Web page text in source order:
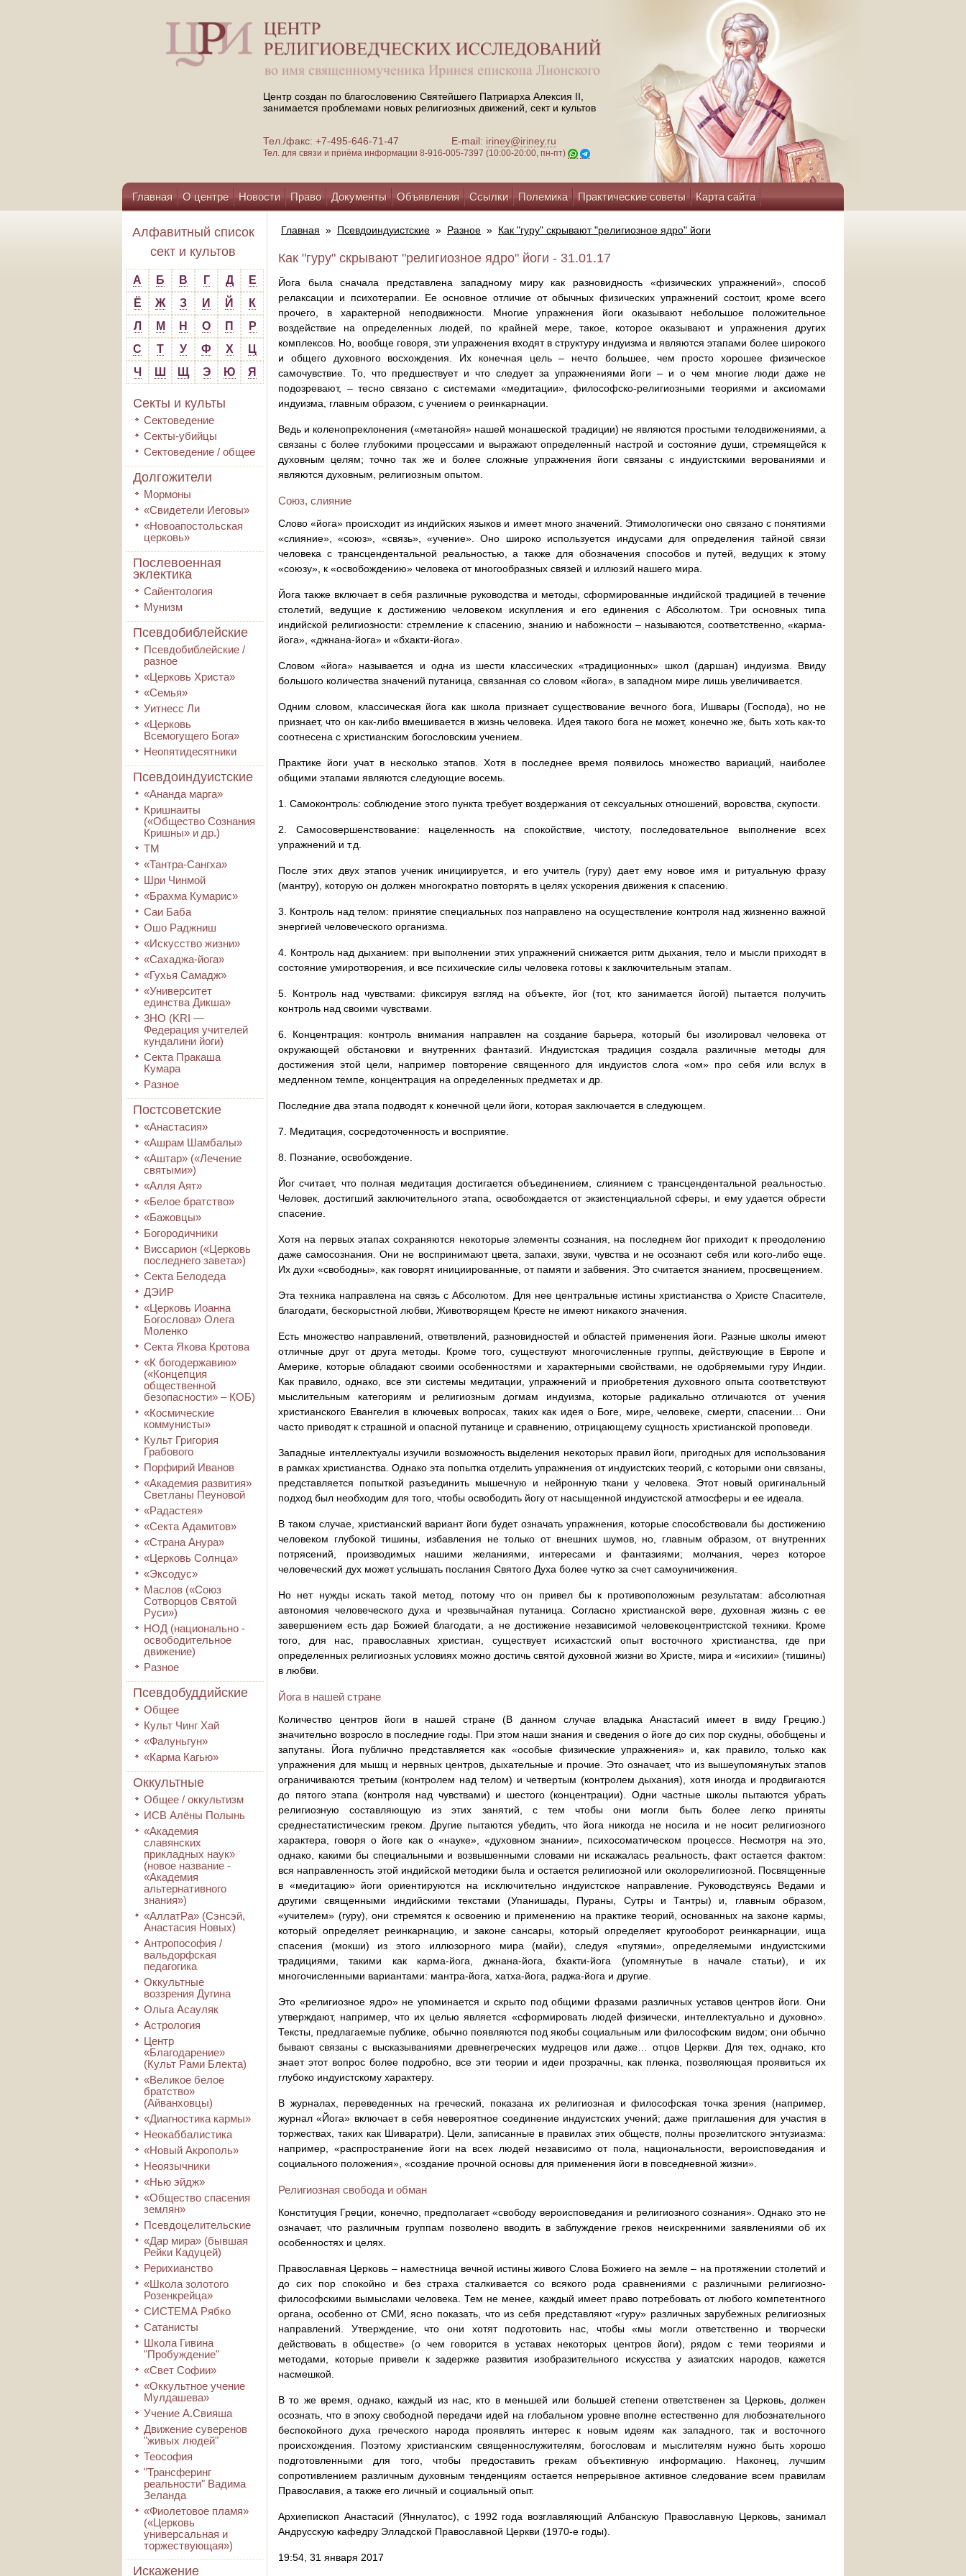
Центр создан по благословению Святейшего Патриарха Алексия II,
занимается проблемами новых религиозных движений, сект и культов
Тел./факс: +7-495-646-71-47 E-mail: iriney@iriney.ru
Тел. для связи и приёма информации 8-916-005-7397 (10:00-20:00, пн-пт)
Главная О центре Новости Право Документы Объявления Ссылки Полемика Практические советы Карта сайта
Помощь центру
Алфавитный список
сект и культов
А Б В Г Д
Е
Ё
Ж З И Й
К
Л
М Н О П
Р
С
Т У Ф Х
Ц
Ч
Ш Щ Э Ю Я
Секты и культы
Сектоведение
Секты-убийцы
Сектоведение / общее
Долгожители
Мормоны
«Свидетели Иеговы»
«Новоапостольская
церковь»
Послевоенная
эклектика
Сайентология
Мунизм
Псевдобиблейские
Псевдобиблейские /
разное
«Церковь Христа»
«Семья»
Уитнесс Ли
«Церковь
Всемогущего Бога»
Неопятидесятники
Псевдоиндуистские
«Ананда марга»
Кришнаиты
(«Общество Сознания
Кришны» и др.)
ТМ
«Тантра-Сангха»
Шри Чинмой
«Брахма Кумарис»
Саи Баба
Ошо Раджниш
«Искусство жизни»
«Сахаджа-йога»
«Гухья Самадж»
«Университет
единства Дикша»
3HO (KRI ―
Федерация учителей
кундалини йоги)
Секта Пракаша
Кумара
Разное
Постсоветские
«Анастасия»
«Ашрам Шамбалы»
«Аштар» («Лечение
святыми»)
«Алля Аят»
«Белое братство»
«Бажовцы»
Богородичники
Виссарион («Церковь
последнего завета»)
Секта Белодеда
ДЭИР
«Церковь Иоанна
Богослова» Олега
Моленко
Секта Якова Кротова
«К богодержавию»
(«Концепция
общественной
безопасности» – КОБ)
«Космические
коммунисты»
Культ Григория
Грабового
Порфирий Иванов
«Академия развития»
Светланы Пеуновой
«Радастея»
«Секта Адамитов»
«Страна Анура»
«Церковь Солнца»
«Эксодус»
Маслов («Союз
Сотворцов Святой
Руси»)
НОД (национально -
освободительное
движение)
Разное
Псевдобуддийские
Общее
Культ Чинг Хай
«Фалуньгун»
«Карма Кагью»
Оккультные
Общее / оккультизм
ИСВ Алёны Полынь
«Академия
славянских
прикладных наук»
(новое название -
«Академия
альтернативного
знания»)
«АллатРа» (Сэнсэй,
Анастасия Новых)
Антропософия /
вальдорфская
педагогика
Оккультные
воззрения Дугина
Ольга Асауляк
Астрология
Центр
«Благодарение»
(Культ Рами Блекта)
«Великое белое
братство»
(Айванховцы)
«Диагностика кармы»
Неокаббалистика
«Новый Акрополь»
Неоязычники
«Нью эйдж»
«Общество спасения
землян»
Псевдоцелительские
«Дар мира» (бывшая
Рейки Кадуцей)
Рерихианство
«Школа золотого
Розенкрейца»
СИСТЕМА Рябко
Сатанисты
Школа Гивина
"Пробуждение"
«Свет Софии»
«Оккультное учение
Мулдашева»
Учение А.Свияша
Движение суверенов
"живых людей"
Теософия
"Трансферинг
реальности" Вадима
Зеланда
«Фиолетовое пламя»
(«Церковь
универсальная и
торжествующая»)
Искажение
Главная » Псевдоиндуистские » Разное » Как "гуру" скрывают "религиозное ядро" йоги
Как "гуру" скрывают "религиозное ядро" йоги - 31.01.17
Йога была сначала представлена западному миру как разновидность «физических упражнений», способ
релаксации и психотерапии. Ее основное отличие от обычных физических упражнений состоит, кроме всего
прочего, в характерной неподвижности. Многие упражнения йоги оказывают небольшое положительное
воздействие на определенных людей, по крайней мере, такое, которое оказывают и упражнения других
комплексов. Но, вообще говоря, эти упражнения входят в структуру индуизма и являются этапами более широкого
и общего духовного восхождения. Их конечная цель – нечто большее, чем просто хорошее физическое
самочувствие. То, что предшествует и что следует за упражнениями йоги – и о чем многие люди даже не
подозревают, – тесно связано с системами «медитации», философско-религиозными теориями и аксиомами
индуизма, главным образом, с учением о реинкарнации.
Ведь и коленопреклонения («метанойя» нашей монашеской традиции) не являются простыми телодвижениями, а
связаны с более глубокими процессами и выражают определенный настрой и состояние души, стремящейся к
духовным целям; точно так же и более сложные упражнения йоги связаны с индуистскими верованиями и
являются духовным, религиозным опытом.
Союз, слияние
Слово «йога» происходит из индийских языков и имеет много значений. Этимологически оно связано с понятиями
«слияние», «союз», «связь», «учение». Оно широко используется индусами для определения тайной связи
человека с трансцендентальной реальностью, а также для обозначения способов и путей, ведущих к этому
«союзу», к «освобождению» человека от многообразных связей и иллюзий нашего мира.
Йога также включает в себя различные руководства и методы, сформированные индийской традицией в течение
столетий, ведущие к достижению человеком искупления и его единения с Абсолютом. Три основных типа
индийской религиозности: стремление к спасению, знанию и набожности – называются, соответственно, «карма-
йога», «джнана-йога» и «бхакти-йога».
Словом «йога» называется и одна из шести классических «традиционных» школ (даршан) индуизма. Ввиду
большого количества значений путаница, связанная со словом «йога», в западном мире лишь увеличивается.
Одним словом, классическая йога как школа признает существование вечного бога, Ишвары (Господа), но не
признает, что он как-либо вмешивается в жизнь человека. Идея такого бога не может, конечно же, быть хоть как-то
соотнесена с христианским богословским учением.
Практике йоги учат в несколько этапов. Хотя в последнее время появилось множество вариаций, наиболее
общими этапами являются следующие восемь.
1. Самоконтроль: соблюдение этого пункта требует воздержания от сексуальных отношений, воровства, скупости.
2. Самосовершенствование: нацеленность на спокойствие, чистоту, последовательное выполнение всех
упражнений и т.д.
После этих двух этапов ученик инициируется, и его учитель (гуру) дает ему новое имя и ритуальную фразу
(мантру), которую он должен многократно повторять в целях ускорения движения к спасению.
3. Контроль над телом: принятие специальных поз направлено на осуществление контроля над жизненно важной
энергией человеческого организма.
4. Контроль над дыханием: при выполнении этих упражнений снижается ритм дыхания, тело и мысли приходят в
состояние умиротворения, и все психические силы человека готовы к заключительным этапам.
5. Контроль над чувствами: фиксируя взгляд на объекте, йог (тот, кто занимается йогой) пытается получить
контроль над своими чувствами.
6. Концентрация: контроль внимания направлен на создание барьера, который бы изолировал человека от
окружающей обстановки и внутренних фантазий. Индуистская традиция создала различные методы для
достижения этой цели, например повторение священного для индуистов слога «ом» про себя или вслух в
медленном темпе, концентрация на определенных предметах и др.
Последние два этапа подводят к конечной цели йоги, которая заключается в следующем.
7. Медитация, сосредоточенность и восприятие.
8. Познание, освобождение.
Йог считает, что полная медитация достигается объединением, слиянием с трансцендентальной реальностью.
Человек, достигший заключительного этапа, освобождается от экзистенциальной сферы, и ему удается обрести
спасение.
Хотя на первых этапах сохраняются некоторые элементы сознания, на последнем йог приходит к преодолению
даже самосознания. Они не воспринимают цвета, запахи, звуки, чувства и не осознают себя или кого-либо еще.
Их духи «свободны», как говорят инициированные, от памяти и забвения. Это считается знанием, просвещением.
Эта техника направлена на связь с Абсолютом. Для нее центральные истины христианства о Христе Спасителе,
благодати, бескорыстной любви, Животворящем Кресте не имеют никакого значения.
Есть множество направлений, ответвлений, разновидностей и областей применения йоги. Разные школы имеют
отличные друг от друга методы. Кроме того, существуют многочисленные группы, действующие в Европе и
Америке, которые обладают своими особенностями и характерными свойствами, не одобряемыми гуру Индии.
Как правило, однако, все эти системы медитации, упражнений и приобретения духовного опыта соответствуют
мыслительным категориям и религиозным догмам индуизма, которые радикально отличаются от учения
христианского Евангелия в ключевых вопросах, таких как идея о Боге, мире, человеке, смерти, спасении… Они
часто приводят к страшной и опасной путанице и сравнению, отрицающему сущность христианской проповеди.
Западные интеллектуалы изучили возможность выделения некоторых правил йоги, пригодных для использования
в рамках христианства. Однако эта попытка отделить упражнения от индуистских теорий, с которыми они связаны,
представляется попыткой разъединить мышечную и нейронную ткани у человека. Этот новый оригинальный
подход был необходим для того, чтобы освободить йогу от насыщенной индуистской атмосферы и ее идеала.
В таком случае, христианский вариант йоги будет означать упражнения, которые способствовали бы достижению
человеком глубокой тишины, избавления не только от внешних шумов, но, главным образом, от внутренних
потрясений, производимых нашими желаниями, интересами и фантазиями; молчания, через которое
человеческий дух может услышать послания Святого Духа более чутко за счет самоуничижения.
Но нет нужды искать такой метод, потому что он привел бы к противоположным результатам: абсолютная
автономия человеческого духа и чрезвычайная путаница. Согласно христианской вере, духовная жизнь с ее
завершением есть дар Божией благодати, а не достижение независимой человекоцентристской техники. Кроме
того, для нас, православных христиан, существует исихастский опыт восточного христианства, где при
определенных религиозных условиях можно достичь святой духовной жизни во Христе, мира и «исихии» (тишины)
в любви.
Йога в нашей стране
Количество центров йоги в нашей стране (В данном случае владыка Анастасий имеет в виду Грецию.)
значительно возросло в последние годы. При этом наши знания и сведения о йоге до сих пор скудны, обобщены и
запутаны. Йога публично представляется как «особые физические упражнения» и, как правило, только как
упражнения для мышц и нервных центров, дыхательные и прочие. Это означает, что из вышеупомянутых этапов
ограничиваются третьим (контролем над телом) и четвертым (контролем дыхания), хотя иногда и продвигаются
до пятого этапа (контроля над чувствами) и шестого (концентрации). Одни частные школы пытаются убрать
религиозную составляющую из этих занятий, с тем чтобы они могли быть более легко приняты
среднестатистическим греком. Другие пытаются убедить, что йога никогда не носила и не носит религиозного
характера, говоря о йоге как о «науке», «духовном знании», психосоматическом процессе. Несмотря на это,
однако, какими бы специальными и возвышенными словами ни искажалась реальность, факт остается фактом:
вся направленность этой индийской методики была и остается религиозной или околорелигиозной. Посвященные
в «медитацию» йоги ориентируются на исключительно индуистское направление. Руководствуясь Ведами и
другими священными индийскими текстами (Упанишады, Пураны, Сутры и Тантры) и, главным образом,
«учителем» (гуру), они стремятся к освоению и применению на практике теорий, основанных на законе кармы,
который определяет реинкарнацию, и законе сансары, который определяет кругооборот реинкарнации, ища
спасения (мокши) из этого иллюзорного мира (майи), следуя «путями», определяемыми индуистскими
традициями, такими как карма-йога, джнана-йога, бхакти-йога (упомянутые в начале статьи), и их
многочисленными вариантами: мантра-йога, хатха-йога, раджа-йога и другие.
Это «религиозное ядро» не упоминается и скрыто под общими фразами различных уставов центров йоги. Они
утверждают, например, что их целью является «сформировать людей физически, интеллектуально и духовно».
Тексты, предлагаемые публике, обычно появляются под якобы социальным или философским видом; они обычно
бывают связаны с высказываниями древнегреческих мудрецов или даже… отцов Церкви. Для тех, однако, кто
знает этот вопрос более подробно, все эти теории и идеи прозрачны, как пленка, позволяющая проявиться их
глубоко индуистскому характеру.
В журналах, переведенных на греческий, показана их религиозная и философская точка зрения (например,
журнал «Йога» включает в себя невероятное соединение индуистских учений; даже приглашения для участия в
торжествах, таких как Шиваратри). Цели, записанные в правилах этих обществ, полны прозелитского энтузиазма:
например, «распространение йоги на всех людей независимо от пола, национальности, вероисповедания и
социального положения», «создание прочной основы для применения йоги в повседневной жизни».
Религиозная свобода и обман
Конституция Греции, конечно, предполагает «свободу вероисповедания и религиозного сознания». Однако это не
означает, что различным группам позволено вводить в заблуждение греков неискренними заявлениями об их
особенностях и целях.
Православная Церковь – наместница вечной истины живого Слова Божиего на земле – на протяжении столетий и
до сих пор спокойно и без страха сталкивается со всякого рода сравнениями с различными религиозно-
философскими вымыслами человека. Тем не менее, каждый имеет право потребовать от любого компетентного
органа, особенно от СМИ, ясно показать, что из себя представляют «гуру» различных зарубежных религиозных
направлений. Утверждение, что они хотят подготовить нас, чтобы «мы могли ответственно и творчески
действовать в обществе» (о чем говорится в уставах некоторых центров йоги), рядом с теми теориями и
методами, которые привели к задержке развития изобразительного искусства у азиатских народов, кажется
насмешкой.
В то же время, однако, каждый из нас, кто в меньшей или большей степени ответственен за Церковь, должен
осознать, что в эпоху свободной передачи идей на глобальном уровне вполне естественно для любознательного
беспокойного духа греческого народа проявлять интерес к новым идеям как западного, так и восточного
происхождения. Поэтому христианским священнослужителям, богословам и мыслителям нужно быть хорошо
подготовленными для того, чтобы предоставить грекам объективную информацию. Наконец, лучшим
сопротивлением различным духовным тенденциям остается непрерывное активное следование всем правилам
Православия, а также его личный и социальный опыт.
Архиепископ Анастасий (Яннулатос), с 1992 года возглавляющий Албанскую Православную Церковь, занимал
Андрусскую кафедру Элладской Православной Церкви (1970-е годы).
19:54, 31 января 2017